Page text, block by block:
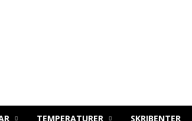
TEMPERATURER SKRIBENTER